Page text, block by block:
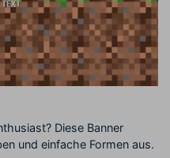
Diese Banner
und einfache Formen aus.